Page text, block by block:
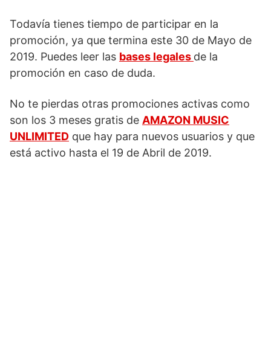
Todavía tienes tiempo de participar en la
promoción, ya que termina este 30 de Mayo de
2019. Puedes leer las bases legales de la
promoción en caso de duda.
No te pierdas otras promociones activas como
son los 3 meses gratis de AMAZON MUSIC
UNLIMITED que hay para nuevos usuarios y que
está activo hasta el 19 de Abril de 2019.